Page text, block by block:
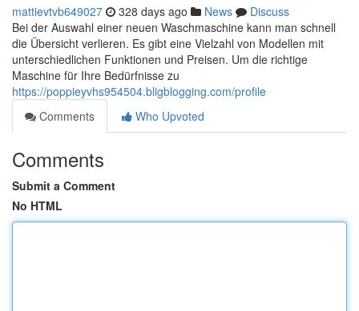
mattievtvb649027 328 days ago News
Discuss
Bei der Auswahl einer neuen Waschmaschine kann man schnell
die Übersicht verlieren. Es gibt eine Vielzahl von Modellen mit
unterschiedlichen Funktionen und Preisen. Um die richtige
Maschine für Ihre Bedürfnisse zu
https://poppieyvhs954504.bligblogging.com/profile
Comments
Who Upvoted
Comments
Submit a Comment
No HTML